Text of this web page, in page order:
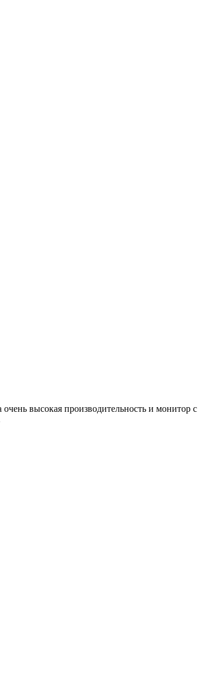
высокая производительность и монитор с